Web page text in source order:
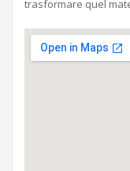
trasformare quel